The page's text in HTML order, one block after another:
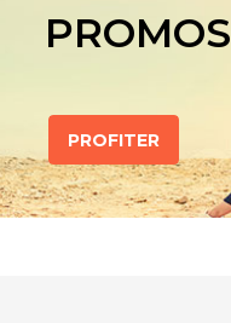
PROMOS
PROFITER